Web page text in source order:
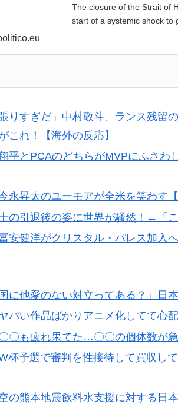
罪をすれば賠償を放棄する案を日本側
】冨安健洋がクリスタル・パレス加入
が恋しいんじゃない、あの頃の
宗隆とルイス・アラエスの指標が完全
に日本との関係が深い地球の裏側の国
こそ」冨安健洋、クリスタルパレス加
セナルファンも祝福！【海外の反応】
鈴木誠也が豪快な弾丸19号HRと好守備
で最も有名な日本人は誰なのか？」→
The closure of the Strait of
start of a systemic shock to
りすぎだ」中村敬斗、ランス残留
これ！【海外の反応】
平とPCAのどちらがMVPにふさわ
永昇太のユーモアが全米を笑わす【
の引退後の姿に世界が騒然！←「
安健洋がクリスタル・パレス加入
に他愛のない対立ってある？」日
バい作品ばかりアニメ化してて心
〇も疲れ果てた…〇〇の個体数が急
杯予選で審判を性接待して買収し
の熊本地震飲料水支援に対する日